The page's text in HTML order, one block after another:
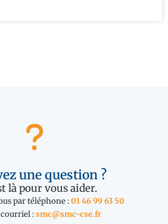
une question ?
là pour vous aider.
par téléphone :01 46 99 63 50
:smc@smc-cse.fr